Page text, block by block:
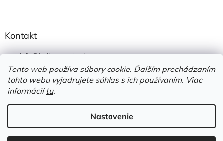
Tento web používa súbory cookie. Ďalším prechádzaním
tohto webu vyjadrujete súhlas s ich používaním. Viac
informáciítu.
Nastavenie
Kontakt
info@jedlonacesty.sk
+421 908 774 221
https://www.facebook.com/jedlonacesty.sk/
Vytvoril Shoptet